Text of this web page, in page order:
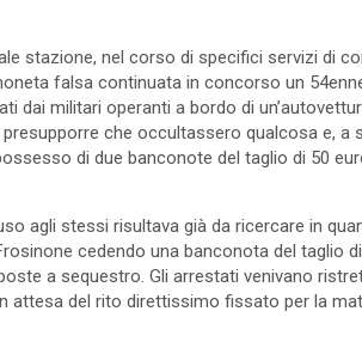
stazione, nel corso di specifici servizi di
falsa continuata in concorso un
dai militari operanti a bordo di
che occultassero qualcosa e, a
di due banconote del taglio di 50
agli stessi risultava già da ricercare in
cedendo una banconota del taglio
a sequestro. Gli arrestati venivano
attesa del rito direttissimo fissato per la